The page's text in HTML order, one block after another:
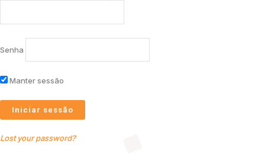
Senha
Manter sessão
Lost your password?